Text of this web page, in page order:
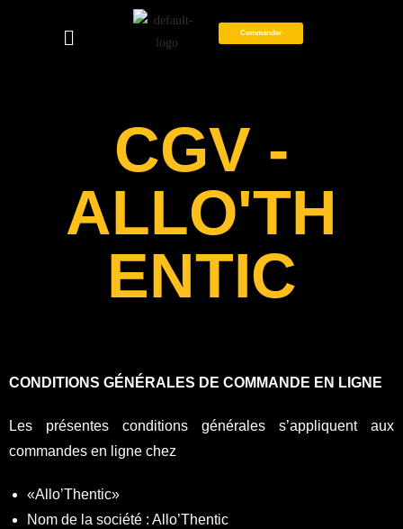
Commander
CGV -
ALLO'TH
ENTIC
CONDITIONS GÉNÉRALES DE COMMANDE EN LIGNE
Les présentes conditions générales s’appliquent aux
commandes en ligne chez
«Allo’Thentic»
Nom de la société : Allo’Thentic